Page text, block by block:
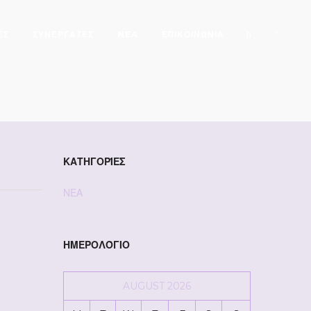
ΚΑΤΗΓΟΡΊΕΣ
ΝΕΑ
ΗΜΕΡΟΛΌΓΙΟ
AUGUST 2026